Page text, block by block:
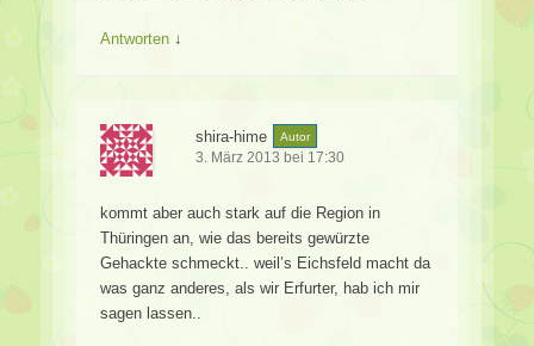
Antworten ↓
shira-hime Autor
3. März 2013 bei 17:30
kommt aber auch stark auf die Region in
Thüringen an, wie das bereits gewürzte
Gehackte schmeckt.. weil’s Eichsfeld macht da
was ganz anderes, als wir Erfurter, hab ich mir
sagen lassen..